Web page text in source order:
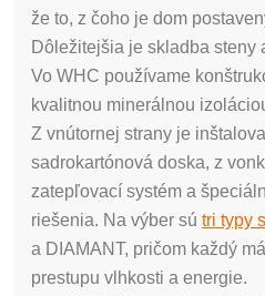
že to, z čoho je dom
Dôležitejšia je skladba steny
Vo WHC používame
kvalitnou minerálnou
Z vnútornej strany je
sadrokartónová doska, z
zatepľovací systém a
riešenia. Na výber sú tri typy
a DIAMANT, pričom každý
prestupu vlhkosti a energie.